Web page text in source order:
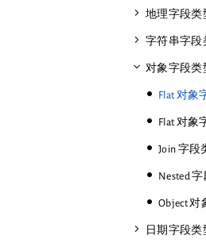
地理字段类
字符串字段
对象字段类
Flat 对象
Flat 对象
Join 字段
Nested
Object 对
日期字段类